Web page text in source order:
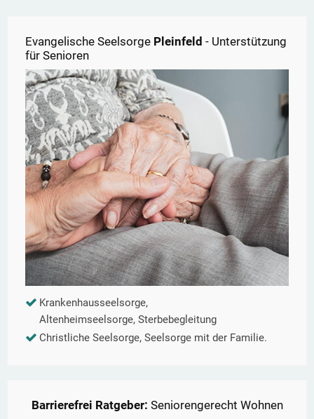
Evangelische Seelsorge Pleinfeld - Unterstützung
für Senioren
Krankenhausseelsorge,
Altenheimseelsorge, Sterbebegleitung
Christliche Seelsorge, Seelsorge mit der Familie.
Barrierefrei Ratgeber: Seniorengerecht Wohnen